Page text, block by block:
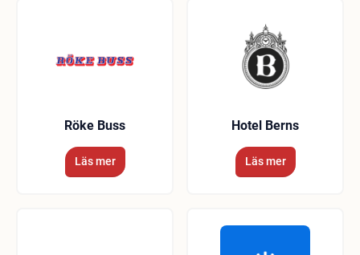
Röke Buss
Läs mer
Hotel Berns
Läs mer